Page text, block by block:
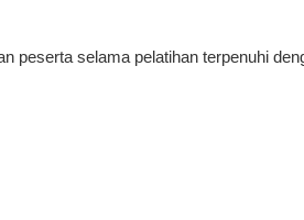
peserta selama pelatihan terpenuhi